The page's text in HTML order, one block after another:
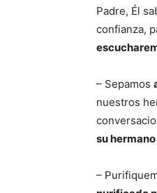
Padre, Él
confianza,
– Sepamos
nuestros
su
–